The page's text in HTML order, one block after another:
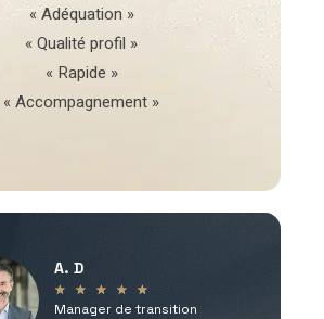
« Adéquation »
« Qualité profil »
« Rapide »
« Accompagnement »
A. D
★ ★ ★ ★ ★
Manager de transition